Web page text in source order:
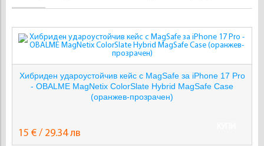
Хибриден удароустойчив кейс с MagSafe за iPhone 17 Pro
- OBALME MagNetix ColorSlate Hybrid MagSafe Case
(оранжев-прозрачен)
15 € / 29.34 лв